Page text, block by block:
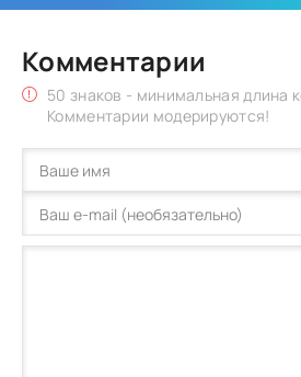
Комментарии
50 знаков - минимальная длина
Комментарии модерируются!